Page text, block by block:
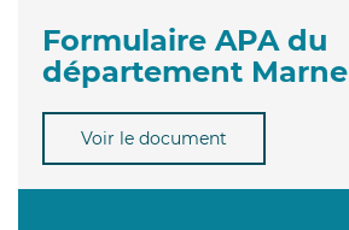
Formulaire APA du
département Marne
Voir le document